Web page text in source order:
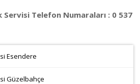
Servisi Telefon Numaraları : 0 537
Esendere
Güzelbahçe